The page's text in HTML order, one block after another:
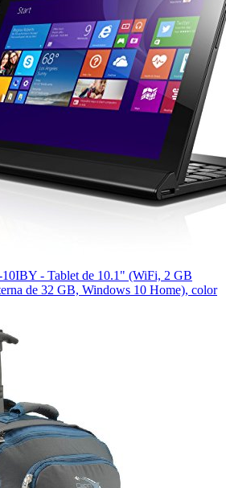
- Tablet de 10.1" (WiFi, 2 GB
de 32 GB, Windows 10 Home), color